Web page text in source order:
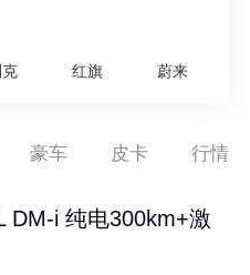
红旗 蔚来
豪车 皮卡 行情
DM-i 纯电300km+激